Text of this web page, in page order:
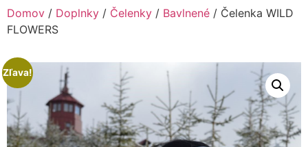
Domov / Doplnky / Čelenky / Bavlnené / Čelenka WILD
FLOWERS
Zľava!